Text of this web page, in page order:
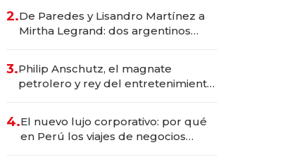
marcas "fast premium"
2.De Paredes y Lisandro Martínez a
Mirtha Legrand: dos argentinos
3.Philip Anschutz, el magnate
petrolero y rey del entretenimiento
4.El nuevo lujo corporativo: por qué
en Perú los viajes de negocios